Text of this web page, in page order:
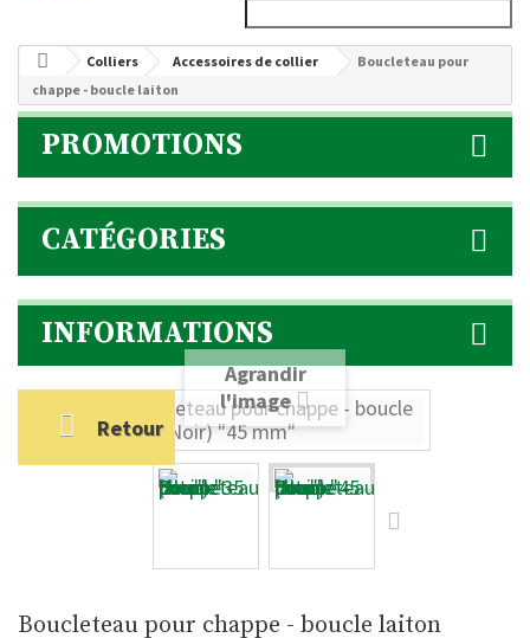
Colliers Accessoires de collier
Boucleteau pour
chappe - boucle laiton
PROMOTIONS
CATÉGORIES
INFORMATIONS
Retour
Agrandir
l'image
Boucleteau pour chappe - boucle laiton